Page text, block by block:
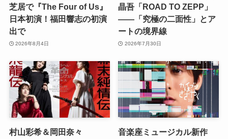
芝居で『The Four of Us』
日本初演！福田響志の初演
出で
2026年8月4日
晶吾「ROAD TO ZEPP」
――「究極の二面性」とア
ートの境界線
2026年7月30日
村山彩希＆岡田奈々
音楽座ミュージカル新作